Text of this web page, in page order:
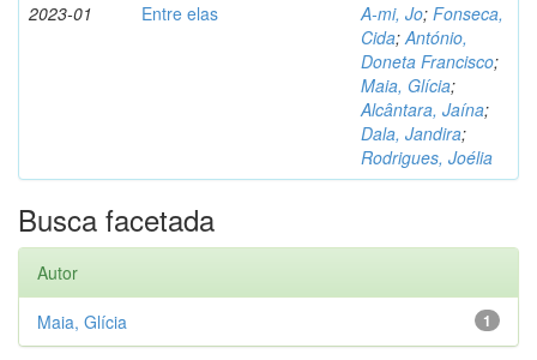
2023-01 Entre elas A-mi, Jo; Fonseca,
Cida;António,
Doneta Francisco;
Maia, Glícia;
Alcântara, Jaína;
Dala, Jandira;
Rodrigues, Joélia
Busca facetada
Autor
1
Maia, Glícia